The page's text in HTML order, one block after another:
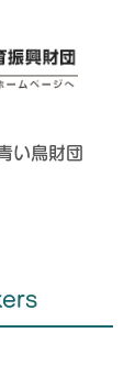
い鳥財団